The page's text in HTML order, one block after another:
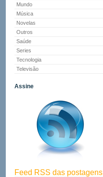
Mundo
Música
Novelas
Outros
Saúde
Series
Tecnologia
Televisão
Assine
Feed RSS das postagens